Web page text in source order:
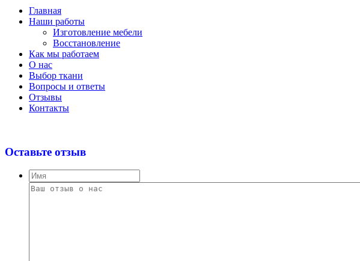
Главная
Наши работы
Изготовление мебели
Восстановление
Как мы работаем
О нас
Выбор ткани
Вопросы и ответы
Отзывы
Контакты
Оставьте отзыв